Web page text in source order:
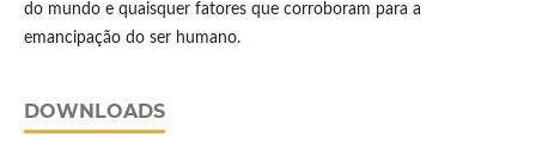
do mundo e quaisquer fatores que corroboram para a
emancipação do ser humano.
DOWNLOADS